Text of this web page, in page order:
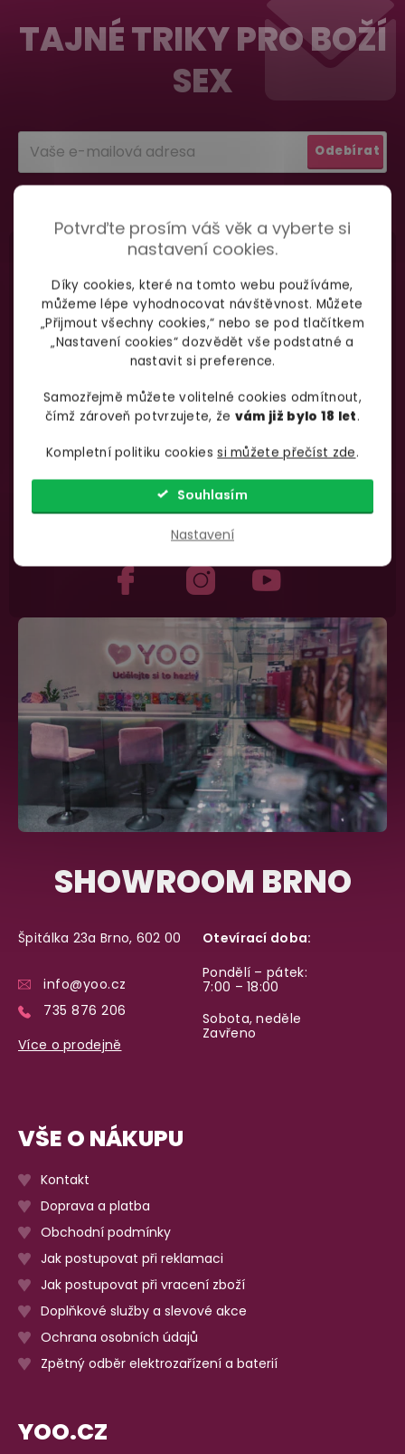
Potvrďte prosím váš věk a vyberte si
nastavení cookies.
Díky cookies, které na tomto webu používáme,
můžeme lépe vyhodnocovat návštěvnost. Můžete
„Přijmout všechny cookies,“ nebo se pod tlačítkem
„Nastavení cookies“ dozvědět vše podstatné a
nastavit si preference.
Samozřejmě můžete volitelné cookies odmítnout,
čímž zároveň potvrzujete, že vám již bylo 18 let.
Kompletní politiku cookiessi můžete přečíst zde.
Nastavení
Souhlasím
Dodání do 2. dne
Garance vrácení peněz
TAJNÉ TRIKY PRO BOŽÍ
SEX
Odebírat
info@yoo.cz
Napište nám kdykoliv
735 876 206
(Po-Pá 7.00-18.00)
Nevíte si rady s výběrem zboží?
SHOWROOM BRNO
Špitálka 23a Brno, 602 00
info@yoo.cz
735 876 206
Více o prodejně
Otevírací doba:
Pondělí – pátek:
7:00 – 18:00
Sobota, neděle
Zavřeno
VŠE O NÁKUPU
Kontakt
Doprava a platba
Obchodní podmínky
Jak postupovat při reklamaci
Jak postupovat při vracení zboží
Doplňkové služby a slevové akce
Ochrana osobních údajů
Zpětný odběr elektrozařízení a baterií
YOO.CZ